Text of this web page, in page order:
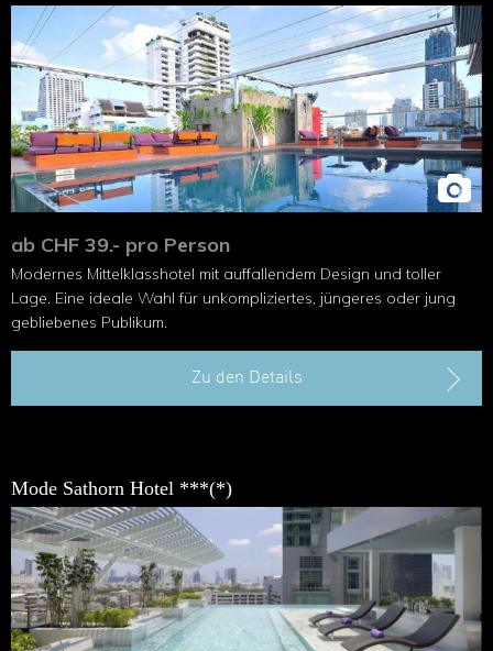
ab CHF 39.- pro Person
Modernes Mittelklasshotel mit auffallendem Design und toller
Lage. Eine ideale Wahl für unkompliziertes, jüngeres oder jung
gebliebenes Publikum.
Zu den Details
Mode Sathorn Hotel ***(*)